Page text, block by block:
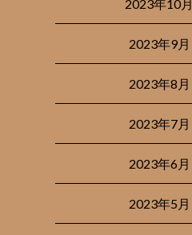
2023年10月
2023年9月
2023年8月
2023年7月
2023年6月
2023年5月